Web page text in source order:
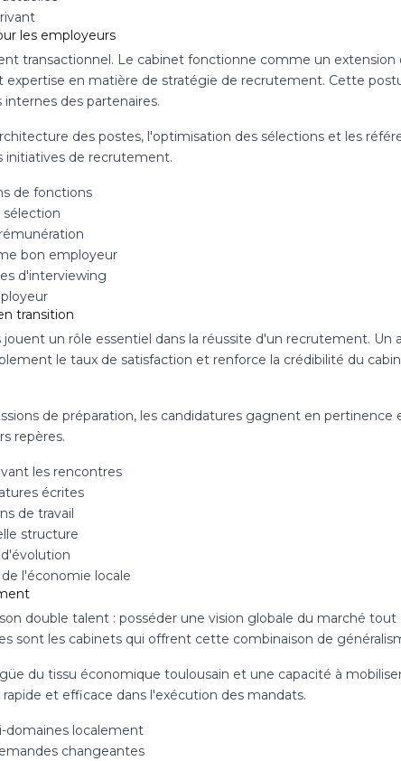
les employeurs
transactionnel. Le cabinet fonctionne comme un extension
en matière de stratégie de recrutement. Cette
des partenaires.
des postes, l'optimisation des sélections et les
initiatives de recrutement.
de fonctions
bon employeur
d'interviewing
transition
jouent un rôle essentiel dans la réussite d'un recrutement.
le taux de satisfaction et renforce la crédibilité du
de préparation, les candidatures gagnent en pertinence
repères.
les rencontres
écrites
de travail
structure
l'économie locale
double talent : posséder une vision globale du marché
sont les cabinets qui offrent cette combinaison de
du tissu économique toulousain et une capacité à
et efficace dans l'exécution des mandats.
domaines localement
changeantes